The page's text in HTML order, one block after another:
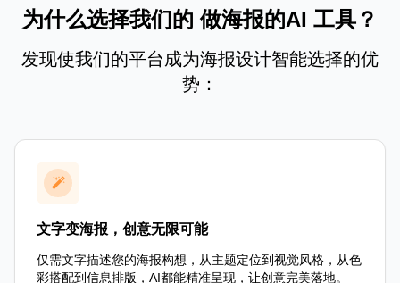
为什么选择我们的 做海报的AI 工具？
发现使我们的平台成为海报设计智能选择的优
势：
文字变海报，创意无限可能
仅需文字描述您的海报构想，从主题定位到视觉风格，从色
彩搭配到信息排版，AI都能精准呈现，让创意完美落地。